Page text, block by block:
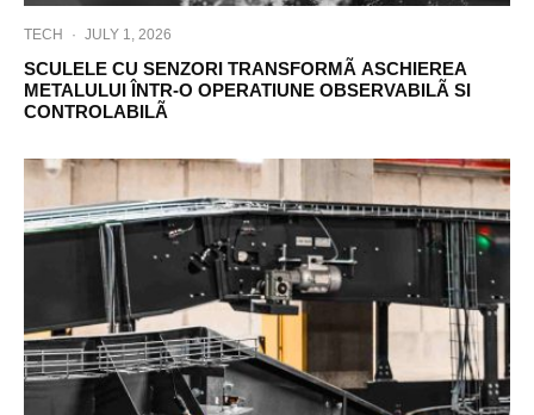
TECH · JULY 1, 2026
SCULELE CU SENZORI TRANSFORMÃ ASCHIEREA
METALULUI ÎNTR-O OPERATIUNE OBSERVABILÃ SI
CONTROLABILÃ